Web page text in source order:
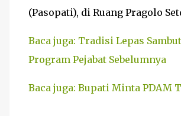
(Pasopati), di Ruang Pragolo
Baca juga: Tradisi Lepas
Program Pejabat Sebelumnya
Baca juga: Bupati Minta PDAM